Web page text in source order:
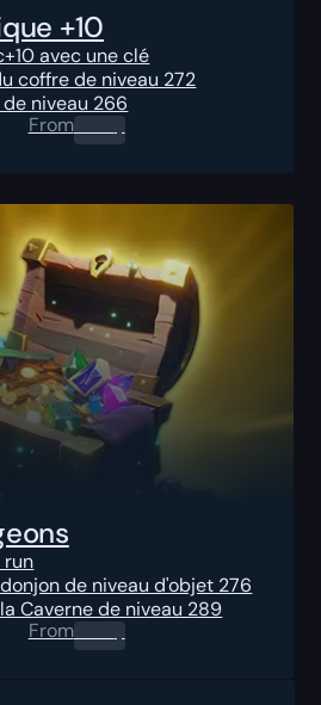
+10
avec une clé
coffre de niveau 272
niveau 266
From0.00 $
run
de niveau d'objet 276
Caverne de niveau 289
From0.00 $